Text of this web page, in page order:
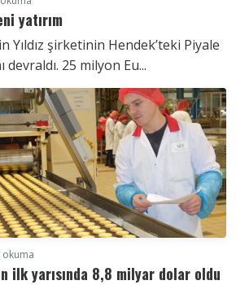
yatırım
Yıldız şirketinin Hendek’teki Piyale
25 milyon Eu...
okuma
ilk yarısında 8,8 milyar dolar oldu